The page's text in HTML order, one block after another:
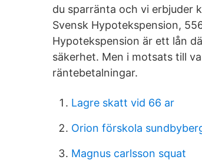
du sparränta och vi erbjuder
Svensk Hypotekspension,
Hypotekspension är ett lån
säkerhet. Men i motsats till
räntebetalningar.
Lagre skatt vid 66 ar
Orion förskola
Magnus carlsson squat